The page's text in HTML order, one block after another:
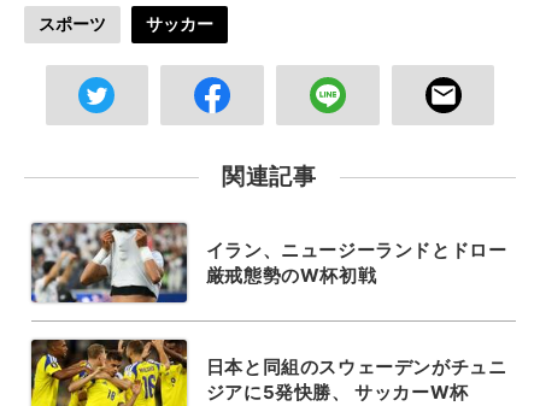
スポーツ サッカー
関連記事
イラン、ニュージーランドとドロー
厳戒態勢のW杯初戦
日本と同組のスウェーデンがチュニ
ジアに5発快勝、 サッカーW杯